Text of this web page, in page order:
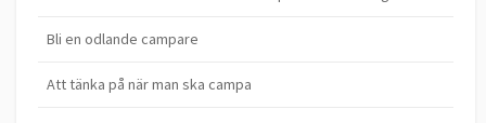
Bli en odlande campare
Att tänka på när man ska campa